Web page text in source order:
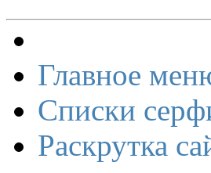
Главное
Списки
Раскрутка